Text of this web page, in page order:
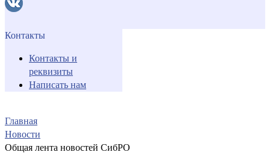
Контакты
Контакты и
реквизиты
Написать нам
Главная
Новости
Общая лента новостей СибРО